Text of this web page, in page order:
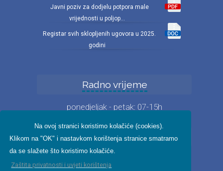
Na ovoj stranici koristimo kolačiće (cookies).
Klikom na "OK" i nastavkom korištenja stranice smatramo
da se slažete što koristimo kolačiće.
Zaštita privatnosti i uvjeti korištenja
Javni poziv za dodjelu potpora male
vrijednosti u poljop...
Registar svih sklopljenih ugovora u 2025.
godini
Radno vrijeme
ponedjeljak - petak: 07-15h
Iz fotogalerije